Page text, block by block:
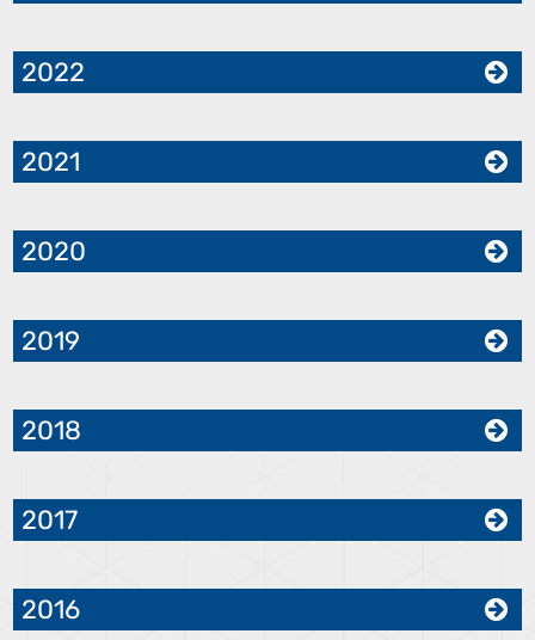
2022
2021
2020
2019
2018
2017
2016